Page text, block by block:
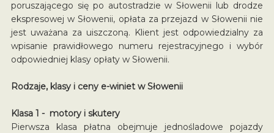
poruszającego się po autostradzie w Słowenii lub drodze
ekspresowej w Słowenii, opłata za przejazd w Słowenii nie
jest uważana za uiszczoną. Klient jest odpowiedzialny za
wpisanie prawidłowego numeru rejestracyjnego i wybór
odpowiedniej klasy opłaty w Słowenii.
Rodzaje, klasy i ceny e-winiet w Słowenii
Klasa 1 - motory i skutery
Pierwsza klasa płatna obejmuje jednośladowe pojazdy